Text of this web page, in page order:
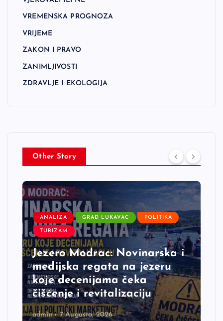
VREMENSKA PROGNOZA
VRIJEME
ZAKON I PRAVO
ZANIMLJIVOSTI
ZDRAVLJE I EKOLOGIJA
Other Story
ANALIZA GRAD LUKAVAC POLITIKA
TURIZAM
Jezero Modrac: Novinarska i
medijska regata na jezeru
koje decenijama čeka
čišćenje i revitalizaciju
admin 7 Augusta, 2026